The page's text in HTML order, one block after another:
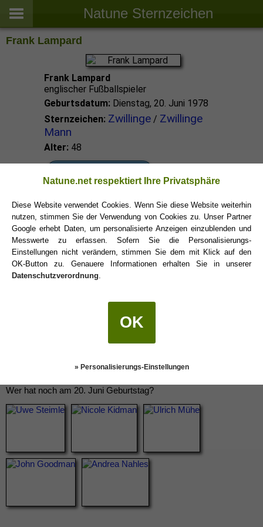
Natune Sternzeichen
Frank Lampard
Frank Lampard
englischer Fußballspieler
Geburtsdatum: Dienstag, 20. Juni 1978
Sternzeichen: Zwillinge/ Zwillinge
Mann
Alter: 48
Zwillinge Sternzeichen
Wer hat noch am 20. Juni Geburtstag?
Natune.net respektiert Ihre Privatsphäre
Diese Website verwendet Cookies. Wenn Sie diese Website weiterhin
nutzen, stimmen Sie der Verwendung von Cookies zu. Unser Partner
Google erhebt Daten, um personalisierte Anzeigen einzublenden und
Messwerte zu erfassen. Sofern Sie die Personalisierungs-
Einstellungen nicht verändern, stimmen Sie dem mit Klick auf den
OK-Button zu. Genauere Informationen erhalten Sie in unserer
Datenschutzverordnung.
OK
» Personalisierungs-Einstellungen